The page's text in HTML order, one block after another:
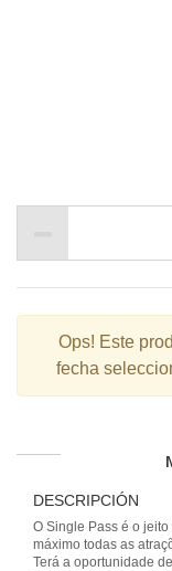
Ops! Este
fecha
DESCRIPCIÓN
O Single Pass é o
máximo todas as
Terá a oportunidade